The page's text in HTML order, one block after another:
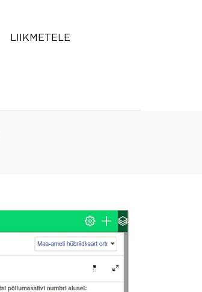
LIIKMETELE